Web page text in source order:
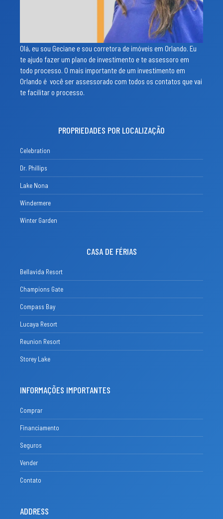
Olá, eu sou Geciane e sou corretora de imóveis em Orlando. Eu
te ajudo fazer um plano de investimento e te assessoro em
todo processo. O mais importante de um investimento em
Orlando é você ser assessorado com todos os contatos que vai
te facilitar o processo.
PROPRIEDADES POR LOCALIZAÇÃO
Celebration
Dr. Phillips
Lake Nona
Windermere
Winter Garden
CASA DE FÉRIAS
Bellavida Resort
Champions Gate
Compass Bay
Lucaya Resort
Reunion Resort
Storey Lake
INFORMAÇÕES IMPORTANTES
Comprar
Financiamento
Seguros
Vender
Contato
ADDRESS